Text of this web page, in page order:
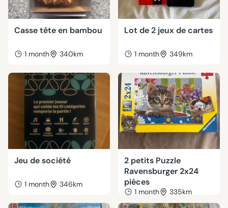
Casse tête en bambou
1 month 340km
Lot de 2 jeux de cartes
1 month 349km
Jeu de société
1 month 346km
2 petits Puzzle
Ravensburger 2x24
pièces
1 month 335km